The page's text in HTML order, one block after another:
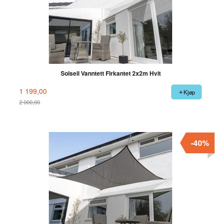
Solseil Vanntett Firkantet 2x2m Hvit
1 199,00
2 000,00
Kjøp
-40%